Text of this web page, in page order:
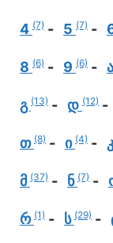
4 (7) 5 (7)
8 (6) 9 (6) ა
გ (13) დ (12)
თ (8) ი (4) კ
მ (37) ნ (7)
რ (1) ს (29)